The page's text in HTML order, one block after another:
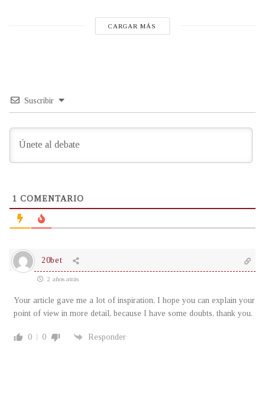
CARGAR MÁS
Suscribir
1 COMENTARIO
20bet
2 años atrás
Your article gave me a lot of inspiration, I hope you can explain your
point of view in more detail, because I have some doubts, thank you.
0 0 Responder